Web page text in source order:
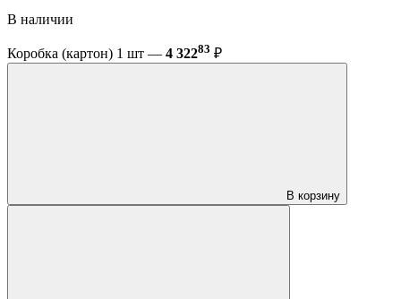
В наличии
Коробка (картон) 1 шт — 4 32283 ₽
В корзину